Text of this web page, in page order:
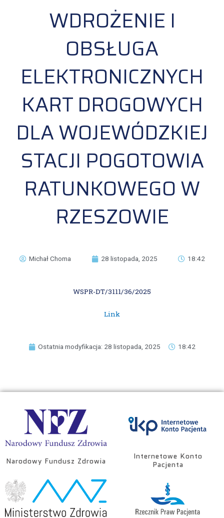
WDROŻENIE I
OBSŁUGA
ELEKTRONICZNYCH
KART DROGOWYCH
DLA WOJEWÓDZKIEJ
STACJI POGOTOWIA
RATUNKOWEGO W
RZESZOWIE
Michał Choma 28 listopada, 2025 18:42
WSPR-DT/3111/36/2025
Link
Ostatnia modyfikacja: 28 listopada, 2025 18:42
Narodowy Fundusz Zdrowia
Internetowe Konto
Pacjenta